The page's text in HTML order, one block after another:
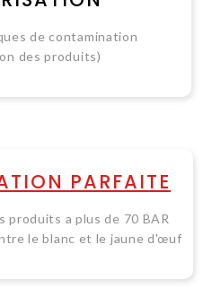
de contamination
des produits)
PARFAITE
produits a plus de 70 BAR
le blanc et le jaune d'œuf